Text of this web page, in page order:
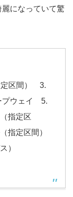
になっていて驚
定区間） 3.
プウェイ 5.
指定区
指定区間）
）